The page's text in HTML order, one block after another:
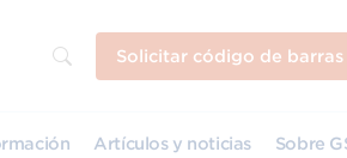
Solicitar código de barras
Artículos y noticias Sobre